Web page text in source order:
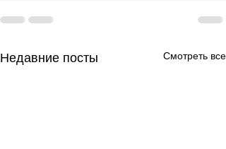
Недавние посты Смотреть все